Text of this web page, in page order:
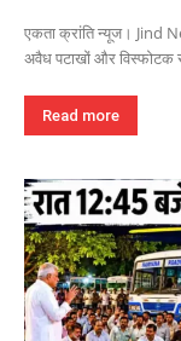
एकता क्रांति न्यूज। Jind
अवैध पटाखों और विस्फोटक
Read more